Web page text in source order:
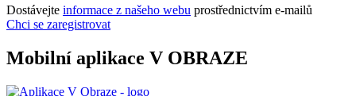
Dostávejte informace z našeho webu prostřednictvím e-mailů
Chci se zaregistrovat
Mobilní aplikace V OBRAZE